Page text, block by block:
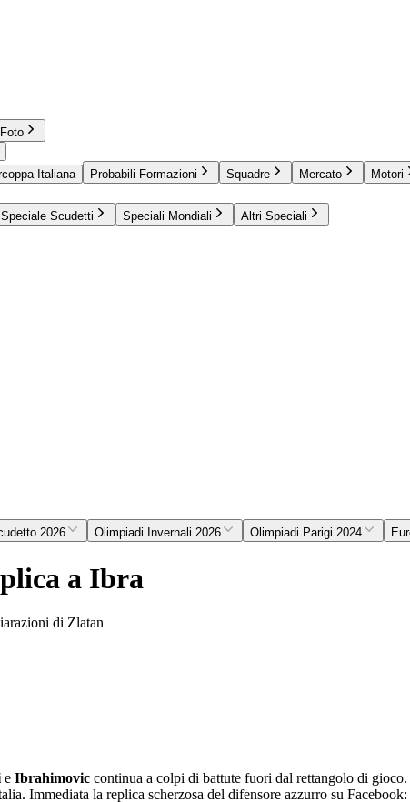
Foto
Italiana Probabili Formazioni Squadre Mercato Motori
Speciale Scudetti Speciali Mondiali Altri Speciali
2026 Olimpiadi Invernali 2026 Olimpiadi Parigi 2024
a Ibra
di Zlatan
e Ibrahimovic continua a colpi di battute fuori dal rettangolo di
Immediata la replica scherzosa del difensore azzurro su